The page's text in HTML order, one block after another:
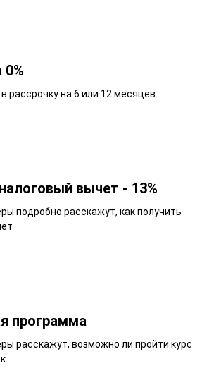
0%
рассрочку на 6 или 12 месяцев
вычет - 13%
подробно расскажут, как получить
программа
расскажут, возможно ли пройти курс